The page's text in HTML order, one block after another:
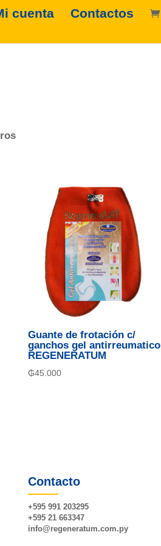
cuenta Contactos
Guante de frotación c/
ganchos gel antirreumatico
REGENERATUM
₲45.000
Contacto
+595 991 203295
+595 21 663347
info@regeneratum.com.py